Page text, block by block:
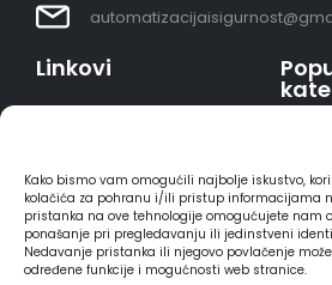
Kako bismo vam omogućili najbolje iskustvo,
kolačića za pohranu i/ili pristup informacijama
pristanka na ove tehnologije omogućujete nam
ponašanje pri pregledavanju ili jedinstveni
Nedavanje pristanka ili njegovo povlačenje
određene funkcije i mogućnosti web stranice.
Linkovi
Sigurno plaćanje
karticama
Dostava
Načini plaćanja